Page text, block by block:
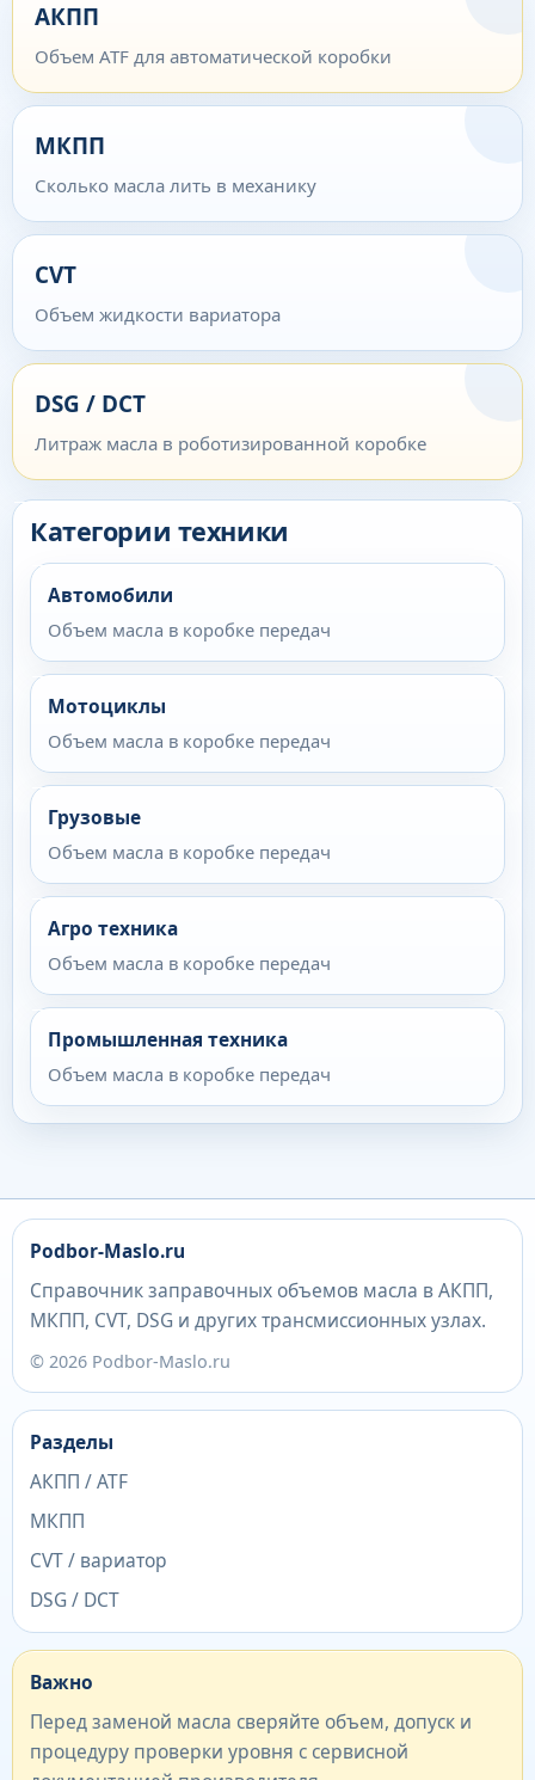
АКПП
Объем ATF для автоматической коробки
МКПП
Сколько масла лить в механику
CVT
Объем жидкости вариатора
DSG / DCT
Литраж масла в роботизированной коробке
Категории техники
Автомобили
Объем масла в коробке передач
Мотоциклы
Объем масла в коробке передач
Грузовые
Объем масла в коробке передач
Агро техника
Объем масла в коробке передач
Промышленная техника
Объем масла в коробке передач
Podbor-Maslo.ru
Справочник заправочных объемов масла в АКПП,
МКПП, CVT, DSG и других трансмиссионных узлах.
© 2026 Podbor-Maslo.ru
Разделы
АКПП / ATF
МКПП
CVT / вариатор
DSG / DCT
Важно
Перед заменой масла сверяйте объем, допуск и
процедуру проверки уровня с сервисной